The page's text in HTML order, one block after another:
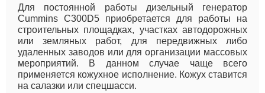
Для постоянной работы дизельный генератор
Cummins C300D5 приобретается для работы на
строительных площадках, участках автодорожных
или земляных работ, для передвижных либо
удаленных заводов или для организации массовых
мероприятий. В данном случае чаще всего
применяется кожухное исполнение. Кожух ставится
на салазки или спецшасси.